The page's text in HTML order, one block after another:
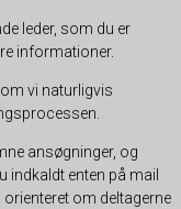
leder, som du er
informationer.
vi naturligvis
ansøgninger, og
indkaldt enten på mail
om deltagerne